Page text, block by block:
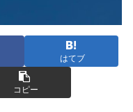
はてブ
コピー